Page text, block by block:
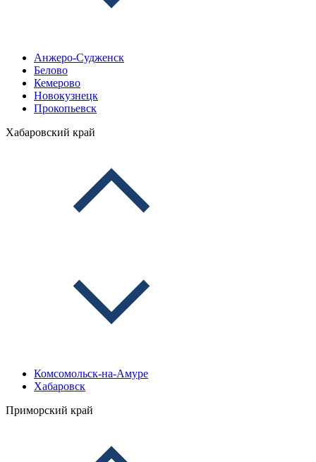
Анжеро-Судженск
Белово
Кемерово
Новокузнецк
Прокопьевск
Хабаровский край
Комсомольск-на-Амуре
Хабаровск
Приморский край